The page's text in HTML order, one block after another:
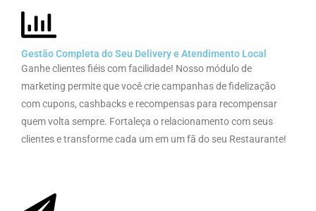
Gestão Completa do Seu Delivery e Atendimento Local
Ganhe clientes fiéis com facilidade! Nosso módulo de
marketing permite que você crie campanhas de fidelização
com cupons, cashbacks e recompensas para recompensar
quem volta sempre. Fortaleça o relacionamento com seus
clientes e transforme cada um em um fã do seu Restaurante!